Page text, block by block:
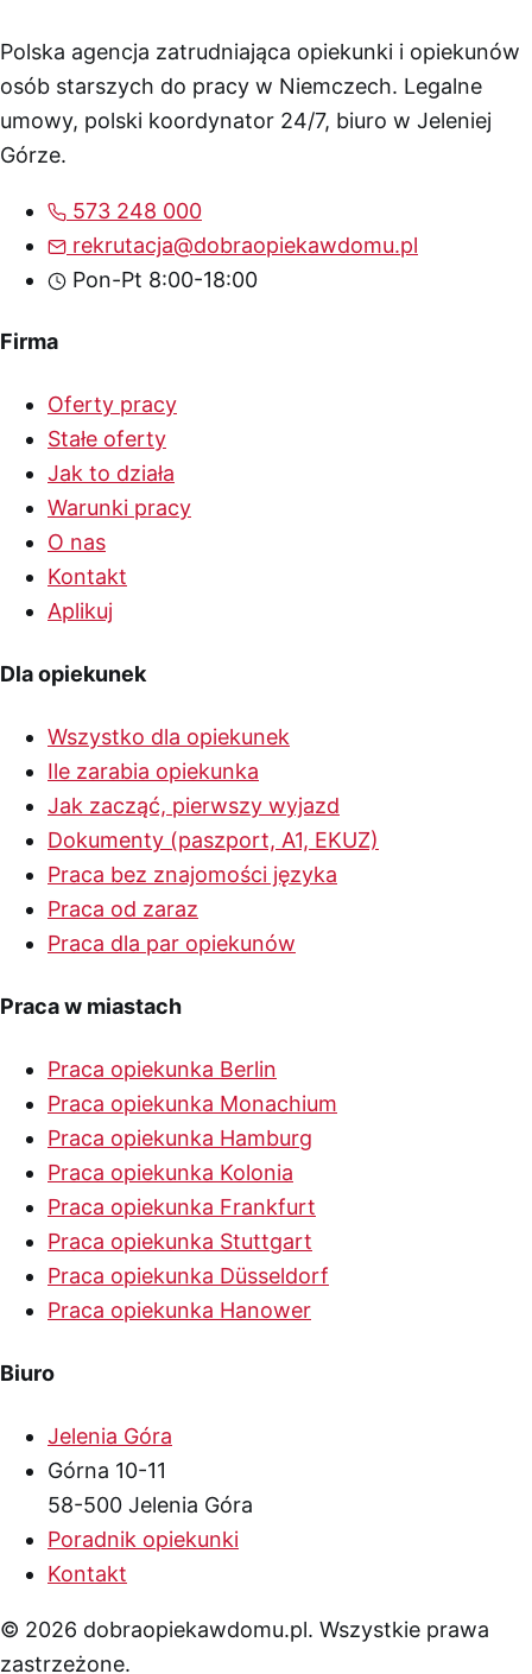
Polska agencja zatrudniająca opiekunki i opiekunów
osób starszych do pracy w Niemczech. Legalne
umowy, polski koordynator 24/7, biuro w Jeleniej
Górze.
573 248 000
rekrutacja@dobraopiekawdomu.pl
Pon-Pt 8:00-18:00
Firma
Oferty pracy
Stałe oferty
Jak to działa
Warunki pracy
O nas
Kontakt
Aplikuj
Dla opiekunek
Wszystko dla opiekunek
Ile zarabia opiekunka
Jak zacząć, pierwszy wyjazd
Dokumenty (paszport, A1, EKUZ)
Praca bez znajomości języka
Praca od zaraz
Praca dla par opiekunów
Praca w miastach
Praca opiekunka Berlin
Praca opiekunka Monachium
Praca opiekunka Hamburg
Praca opiekunka Kolonia
Praca opiekunka Frankfurt
Praca opiekunka Stuttgart
Praca opiekunka Düsseldorf
Praca opiekunka Hanower
Biuro
Jelenia Góra
Górna 10-11
58-500 Jelenia Góra
Poradnik opiekunki
Kontakt
© 2026 dobraopiekawdomu.pl. Wszystkie prawa
zastrzeżone.